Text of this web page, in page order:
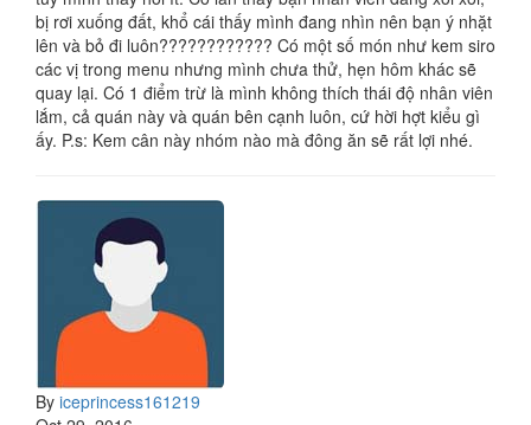
bị rơi xuống đất, khổ cái thấy mình đang nhìn nên bạn ý nhặt
lên và bỏ đi luôn???????????? Có một số món như kem siro
các vị trong menu nhưng mình chưa thử, hẹn hôm khác sẽ
quay lại. Có 1 điểm trừ là mình không thích thái độ nhân viên
lắm, cả quán này và quán bên cạnh luôn, cứ hời hợt kiểu gì
ấy. P.s: Kem cân này nhóm nào mà đông ăn sẽ rất lợi nhé.
By iceprincess161219